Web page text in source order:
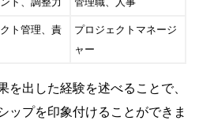
ト管理、責
プロジェクトマネージ
ャー
を出した経験を述べることで、
ップを印象付けることができま